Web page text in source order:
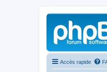
Accès rapide